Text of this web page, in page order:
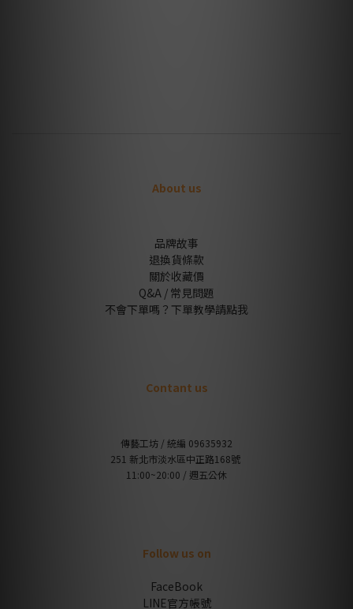
About us
品牌故事
退換貨條款
關於收藏價
Q&A / 常見問題
不會下單嗎？下單教學請點我
Contant us
傳藝工坊 / 統編 09635932
251 新北市淡水區中正路168號
11:00~20:00 / 週五公休
Follow us on
FaceBook
LINE官方帳號